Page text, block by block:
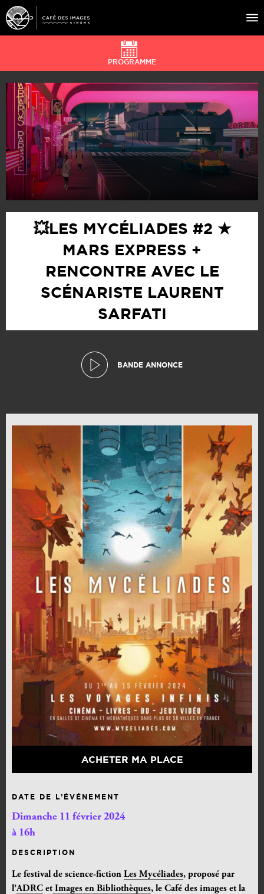
À L’AFFICHE
ÉVÉNEMENTS
CAFÉ DU CINÉ
PRATIQUE
ÉDUCATION AUX IMAGES
PROGRAMME
💥LES MYCÉLIADES #2 ★
MARS EXPRESS +
RENCONTRE AVEC LE
SCÉNARISTE LAURENT
SARFATI
BANDE ANNONCE
ACHETER MA PLACE
DATE DE L’ÉVÉNEMENT
Dimanche 11 février 2024
à 16h
DESCRIPTION
Le festival de science-fiction Les Mycéliades, proposé par
l’ADRC et Images en Bibliothèques, le Café des images et la